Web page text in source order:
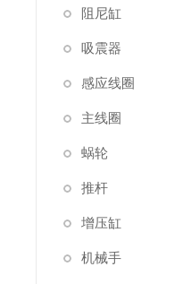
阻尼缸
吸震器
感应线圈
主线圈
蜗轮
推杆
增压缸
机械手